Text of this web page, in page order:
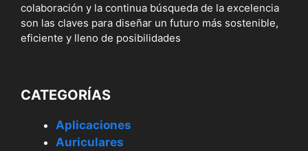
colaboración y la continua búsqueda de la excelencia
son las claves para diseñar un futuro más sostenible,
eficiente y lleno de posibilidades
CATEGORÍAS
Aplicaciones
Auriculares